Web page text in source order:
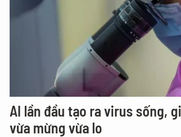
AI lần đầu tạo ra virus sống,
vừa mừng vừa lo